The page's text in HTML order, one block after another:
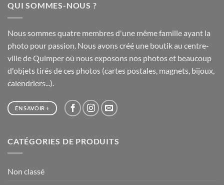
QUI SOMMES-NOUS ?
Nous sommes quatre membres d'une même famille ayant la
photo pour passion. Nous avons créé une boutik au centre-
ville de Quimper où nous exposons nos photos et beaucoup
d'objets tirés de ces photos (cartes postales, magnets, bijoux,
calendriers...).
EN SAVOIR +
CATÉGORIES DE PRODUITS
Non classé